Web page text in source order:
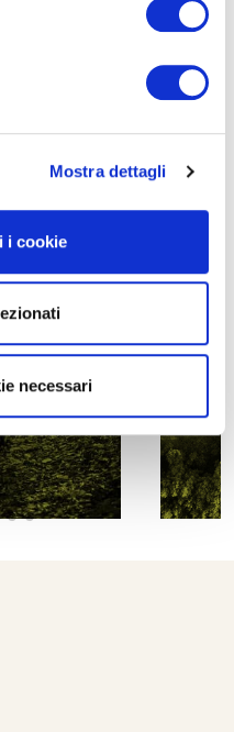
Mostra dettagli
i cookie
necessari